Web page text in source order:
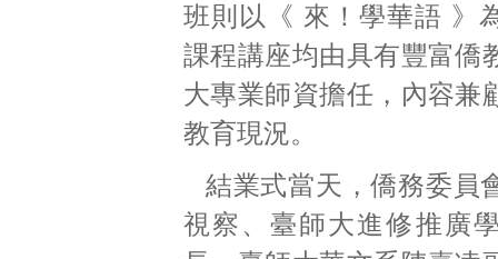
班則以《 來！學華語 》
課程講座均由具有豐富僑
大專業師資擔任，內容兼
教育現況。
結業式當天，僑務委員
視察、臺師大進修推廣